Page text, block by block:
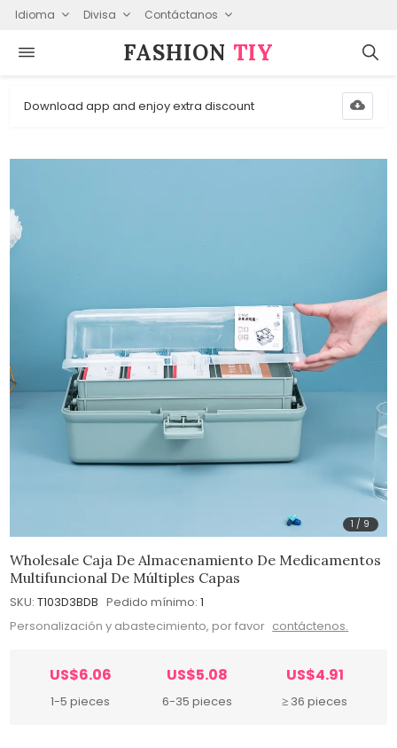
Idioma Divisa Contáctanos
FASHION⁠ TIY
Download app and enjoy extra discount
1 / 9
Wholesale Caja De Almacenamiento De Medicamentos
Multifuncional De Múltiples Capas
SKU: T103D3BDB Pedido mínimo: 1
Personalización y abastecimiento, por favor contáctenos.
US$6.06
1-5 pieces
US$5.08
6-35 pieces
US$4.91
≥ 36 pieces